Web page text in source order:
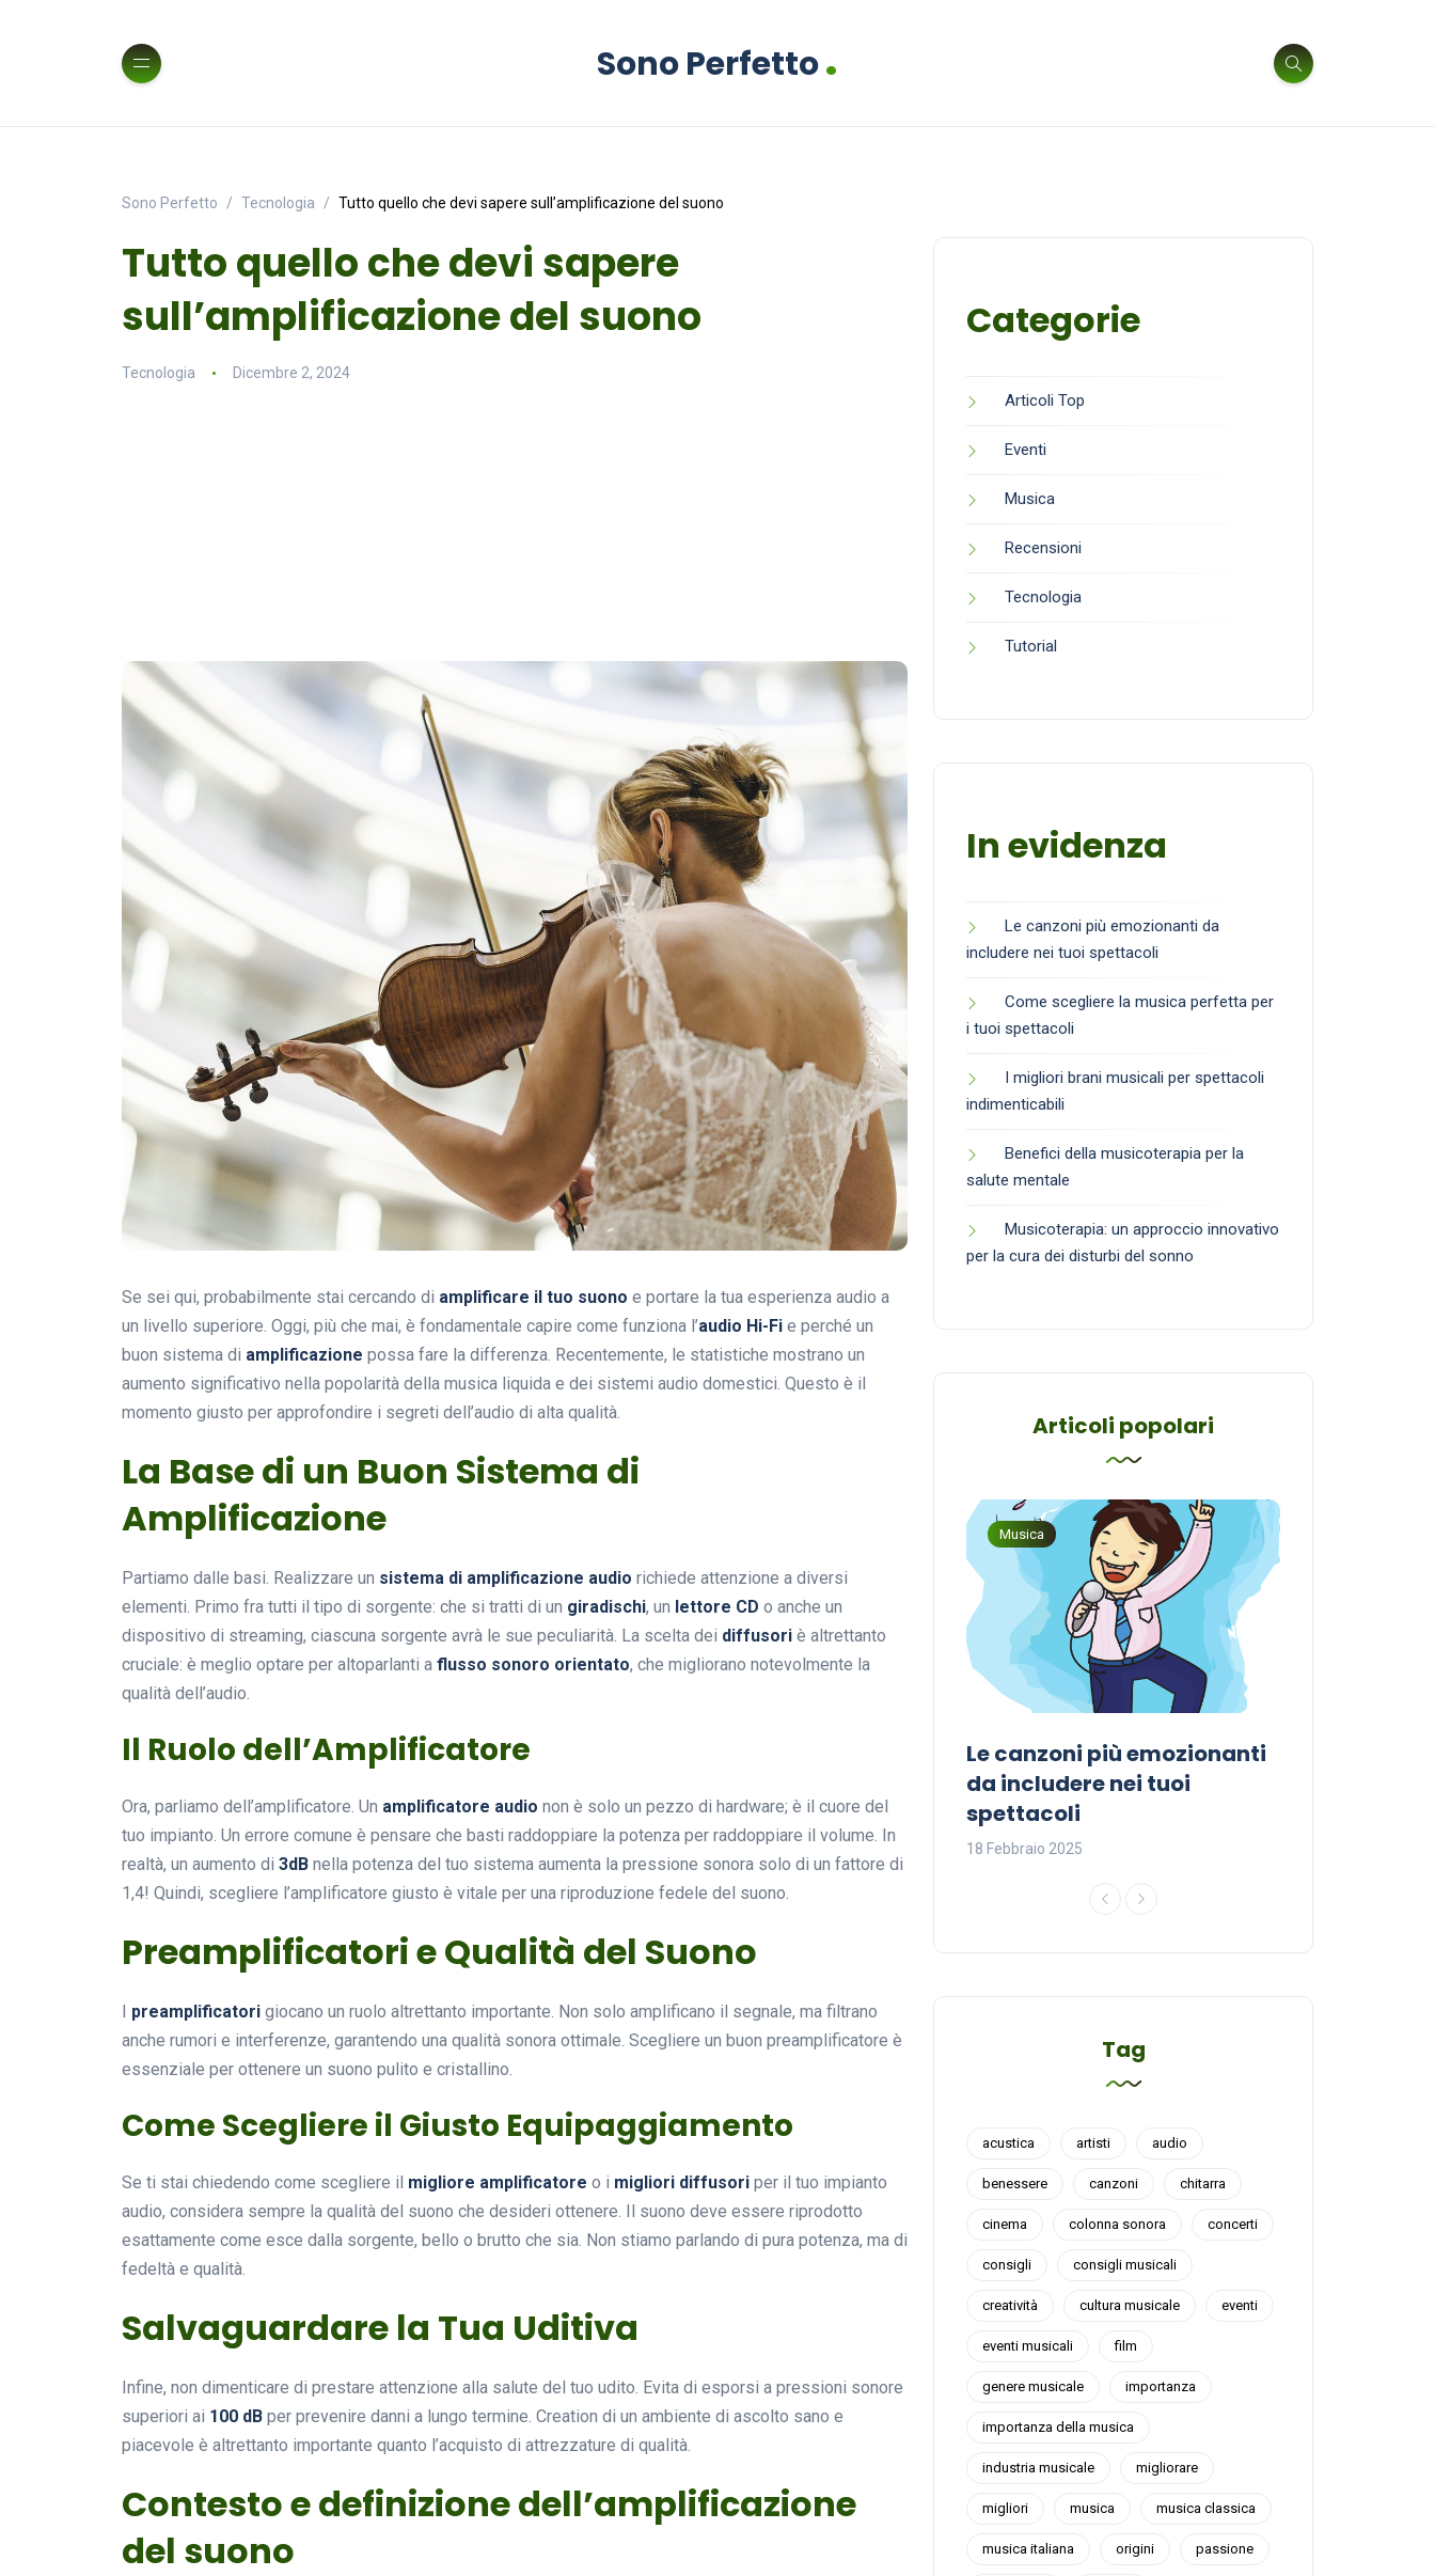
Sono Perfetto.
Sono Perfetto Tecnologia Tutto quello che devi sapere sull’amplificazione del suono
Tutto quello che devi sapere
sull’amplificazione del suono
Tecnologia Dicembre 2, 2024
Se sei qui, probabilmente stai cercando di amplificare il tuo suono e portare la tua esperienza audio a
un livello superiore. Oggi, più che mai, è fondamentale capire come funziona l’audio Hi-Fi e perché un
buon sistema di amplificazione possa fare la differenza. Recentemente, le statistiche mostrano un
aumento significativo nella popolarità della musica liquida e dei sistemi audio domestici. Questo è il
momento giusto per approfondire i segreti dell’audio di alta qualità.
La Base di un Buon Sistema di
Amplificazione
Partiamo dalle basi. Realizzare un sistema di amplificazione audio richiede attenzione a diversi
elementi. Primo fra tutti il tipo di sorgente: che si tratti di un giradischi, un lettore CD o anche un
dispositivo di streaming, ciascuna sorgente avrà le sue peculiarità. La scelta dei diffusori è altrettanto
cruciale: è meglio optare per altoparlanti a flusso sonoro orientato, che migliorano notevolmente la
qualità dell’audio.
Il Ruolo dell’Amplificatore
Ora, parliamo dell’amplificatore. Un amplificatore audio non è solo un pezzo di hardware; è il cuore del
tuo impianto. Un errore comune è pensare che basti raddoppiare la potenza per raddoppiare il volume. In
realtà, un aumento di 3dB nella potenza del tuo sistema aumenta la pressione sonora solo di un fattore di
1,4! Quindi, scegliere l’amplificatore giusto è vitale per una riproduzione fedele del suono.
Preamplificatori e Qualità del Suono
I preamplificatori giocano un ruolo altrettanto importante. Non solo amplificano il segnale, ma filtrano
anche rumori e interferenze, garantendo una qualità sonora ottimale. Scegliere un buon preamplificatore è
essenziale per ottenere un suono pulito e cristallino.
Come Scegliere il Giusto Equipaggiamento
Se ti stai chiedendo come scegliere il migliore amplificatore o i migliori diffusori per il tuo impianto
audio, considera sempre la qualità del suono che desideri ottenere. Il suono deve essere riprodotto
esattamente come esce dalla sorgente, bello o brutto che sia. Non stiamo parlando di pura potenza, ma di
fedeltà e qualità.
Salvaguardare la Tua Uditiva
Infine, non dimenticare di prestare attenzione alla salute del tuo udito. Evita di esporsi a pressioni sonore
superiori ai 100 dB per prevenire danni a lungo termine. Creation di un ambiente di ascolto sano e
piacevole è altrettanto importante quanto l’acquisto di attrezzature di qualità.
Contesto e definizione dell’amplificazione
del suono
Categorie
Articoli Top
Eventi
Musica
Recensioni
Tecnologia
Tutorial
In evidenza
Le canzoni più emozionanti da
includere nei tuoi spettacoli
Come scegliere la musica perfetta per
i tuoi spettacoli
I migliori brani musicali per spettacoli
indimenticabili
Benefici della musicoterapia per la
salute mentale
Musicoterapia: un approccio innovativo
per la cura dei disturbi del sonno
Articoli popolari
cura dei disturbi del sonno
18 Febbraio 2025
Musica
Le canzoni più emozionanti
da includere nei tuoi
spettacoli
18 Febbraio 2025
Tag
acustica artisti audio
benessere canzoni chitarra
cinema colonna sonora concerti
consigli consigli musicali
creatività cultura musicale eventi
eventi musicali film
genere musicale importanza
importanza della musica
industria musicale migliorare
migliori musica musica classica
musica italiana origini passione